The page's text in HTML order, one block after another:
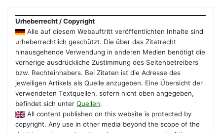
Urheberrecht / Copyright
Alle auf diesem Webauftritt veröffentlichten Inhalte sind
urheberrechtlich geschützt. Die über das Zitatrecht
hinausgehende Verwendung in anderen Medien benötigt die
vorherige ausdrückliche Zustimmung des Seitenbetreibers
bzw. Rechteinhabers. Bei Zitaten ist die Adresse des
jeweiligen Artikels als Quelle anzugeben. Eine Übersicht der
verwendeten Textquellen, sofern nicht oben angegeben,
befindet sich unterQuellen.
All content published on this website is protected by
copyright. Any use in other media beyond the scope of the